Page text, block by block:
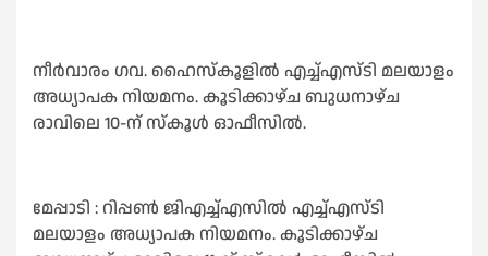
നീർവാരം ഗവ. ഹൈസ്കൂളിൽ എച്ച്എസ്‌ടി മലയാളം
അധ്യാപക നിയമനം. കൂടിക്കാഴ്ച ബുധനാഴ്ച
രാവിലെ 10-ന് സ്‌കൂൾ ഓഫീസിൽ.
മേപ്പാടി : റിപ്പൺ ജിഎച്ച്എസിൽ എച്ച്എസ്ട‌ി
മലയാളം അധ്യാപക നിയമനം. കൂടിക്കാഴ്ച